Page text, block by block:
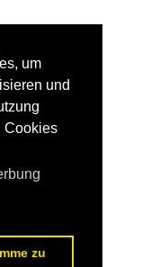
um
und
Cookies
zu